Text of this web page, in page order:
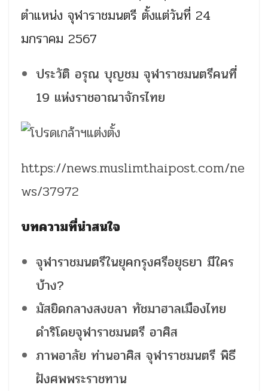
ตำแหน่ง จุฬาราชมนตรี ตั้งแต่วันที่ 24
มกราคม 2567
ประวัติ อรุณ บุญชม จุฬาราชมนตรีคนที่
19 แห่งราชอาณาจักรไทย
https://news.muslimthaipost.com/ne
ws/37972
บทความที่น่าสนใจ
จุฬาราชมนตรีในยุคกรุงศรีอยุธยา มีใคร
บ้าง?
มัสยิดกลางสงขลา ทัชมาฮาลเมืองไทย
ดำริโดยจุฬาราชมนตรี อาศิส
ภาพอาลัย ท่านอาศิส จุฬาราชมนตรี พิธี
ฝังศพพระราชทาน